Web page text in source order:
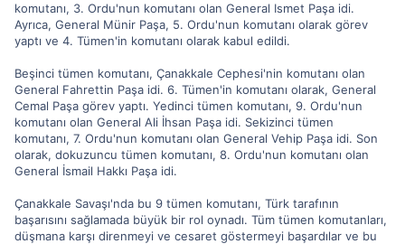
komutanı, 3. Ordu'nun komutanı olan General Ismet Paşa idi.
Ayrıca, General Münir Paşa, 5. Ordu'nun komutanı olarak görev
yaptı ve 4. Tümen'in komutanı olarak kabul edildi.
Beşinci tümen komutanı, Çanakkale Cephesi'nin komutanı olan
General Fahrettin Paşa idi. 6. Tümen'in komutanı olarak, General
Cemal Paşa görev yaptı. Yedinci tümen komutanı, 9. Ordu'nun
komutanı olan General Ali İhsan Paşa idi. Sekizinci tümen
komutanı, 7. Ordu'nun komutanı olan General Vehip Paşa idi. Son
olarak, dokuzuncu tümen komutanı, 8. Ordu'nun komutanı olan
General İsmail Hakkı Paşa idi.
Çanakkale Savaşı'nda bu 9 tümen komutanı, Türk tarafının
başarısını sağlamada büyük bir rol oynadı. Tüm tümen komutanları,
düşmana karşı direnmeyi ve cesaret göstermeyi başardılar ve bu